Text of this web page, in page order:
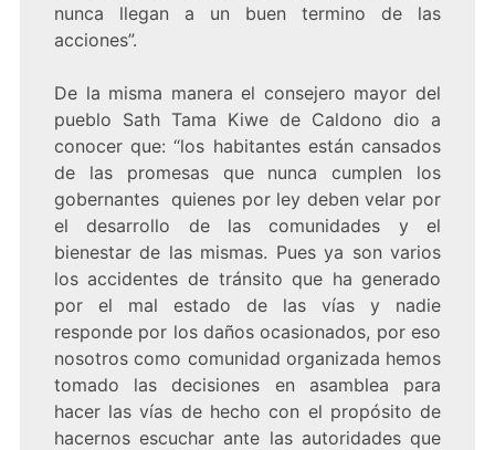
nunca llegan a un buen termino de las
acciones”.
De la misma manera el consejero mayor del
pueblo Sath Tama Kiwe de Caldono dio a
conocer que: “los habitantes están cansados
de las promesas que nunca cumplen los
gobernantes quienes por ley deben velar por
el desarrollo de las comunidades y el
bienestar de las mismas. Pues ya son varios
los accidentes de tránsito que ha generado
por el mal estado de las vías y nadie
responde por los daños ocasionados, por eso
nosotros como comunidad organizada hemos
tomado las decisiones en asamblea para
hacer las vías de hecho con el propósito de
hacernos escuchar ante las autoridades que